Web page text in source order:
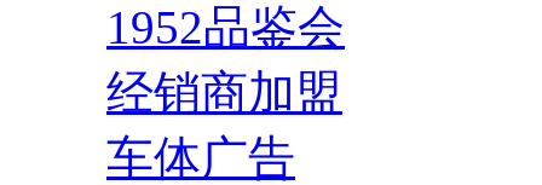
1952品鉴会
经销商加盟
车体广告